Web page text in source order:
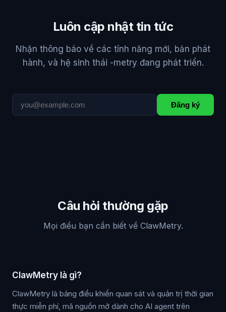
Luôn cập nhật tin tức
Nhận thông báo về các tính năng mới, bản phát
hành, và hệ sinh thái -metry đang phát triển.
Đăng ký
Câu hỏi thường gặp
Mọi điều bạn cần biết về ClawMetry.
ClawMetry là gì?
ClawMetry là bảng điều khiển quan sát và quản trị thời gian
thực miễn phí, mã nguồn mở dành cho AI agent trên